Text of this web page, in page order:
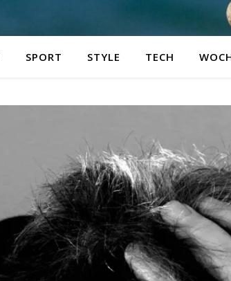
SPORT STYLE TECH